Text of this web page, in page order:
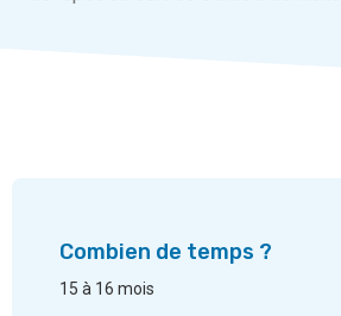
Combien de temps ?
15 à 16 mois